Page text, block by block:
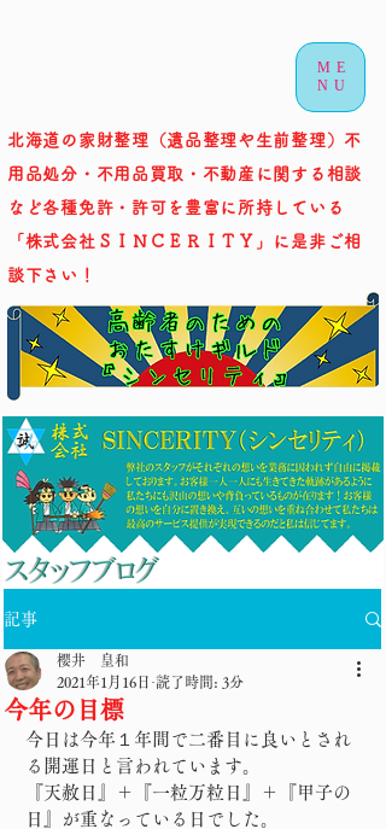
北海道の家財整理（遺品整理や生前整理）不
用品処分・不用品買取・不動産に関する相談
など各種免許・許可を豊富に所持している
「株式会社ＳＩＮＣＥＲＩＴＹ」に是非ご相
談下さい！
ME
NU
記事
今年の目標
櫻井 皇和
2021年1月16日 読了時間: 3分
今日は今年１年間で二番目に良いとされ
る開運日と言われています。
『天赦日』＋『一粒万粒日』＋『甲子の
日』が重なっている日でした。